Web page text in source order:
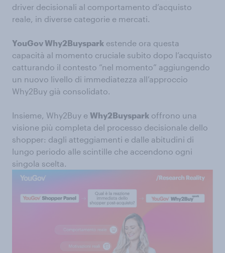
driver decisionali al comportamento d’acquisto
reale, in diverse categorie e mercati.
YouGov Why2Buyspark estende ora questa
capacità al momento cruciale subito dopo l’acquisto
catturando il contesto “nel momento” aggiungendo
un nuovo livello di immediatezza all’approccio
Why2Buy già consolidato.
Insieme, Why2Buy e Why2Buyspark offrono una
visione più completa del processo decisionale dello
shopper: dagli atteggiamenti e dalle abitudini di
lungo periodo alle scintille che accendono ogni
singola scelta.